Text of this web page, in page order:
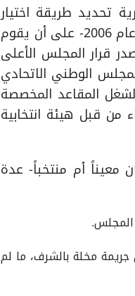
لكل إمارة حرية تحديد طريقة اختيار
المواطنين الذين يمثلونها في المجلس الوطني الاتحادي. وقد جرى العمل -حتى عام 2006- على أن يقوم
قرار المجلس الأعلى
في المجلس الوطني الاتحادي
المقاعد المخصصة
قبل هيئة انتخابية
كان معيناً أم منتخباً- عدة
المجلس.
مخلة بالشرف، ما لم